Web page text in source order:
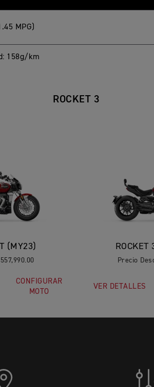
MPG)
158g/km
ROCKET 3
(MY23)
CONFIGURAR
MOTO
ROCKET
Precio
VER DETALLES